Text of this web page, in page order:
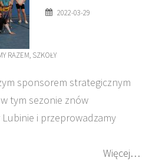
2022-03-29
RAZEM, SZKOŁY
sponsorem strategicznym
w tym sezonie znów
Lubinie i przeprowadzamy
Więcej…